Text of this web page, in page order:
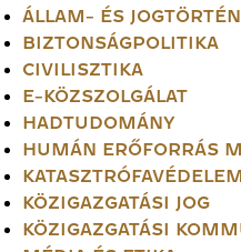
ÁLLAM- ÉS
BIZTONSÁGPOLITIKA
CIVILISZTIKA
E-KÖZSZOLGÁLAT
HADTUDOMÁNY
HUMÁN ERŐFORRÁS
KATASZTRÓFAVÉDELEM
KÖZIGAZGATÁSI JOG
KÖZIGAZGATÁSI